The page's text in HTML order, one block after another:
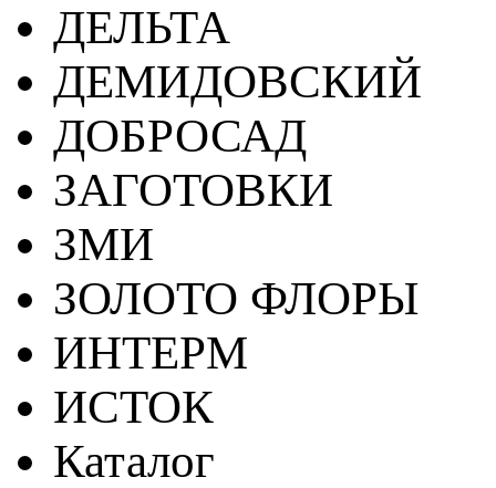
ДЕЛЬТА
ДЕМИДОВСКИЙ
ДОБРОСАД
ЗАГОТОВКИ
ЗМИ
ЗОЛОТО ФЛОРЫ
ИНТЕРМ
ИСТОК
Каталог